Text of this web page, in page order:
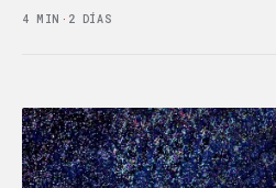
4 MIN · 2 DÍAS